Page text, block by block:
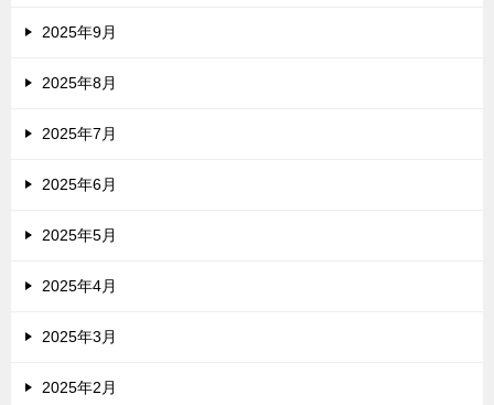
2025年9月
2025年8月
2025年7月
2025年6月
2025年5月
2025年4月
2025年3月
2025年2月